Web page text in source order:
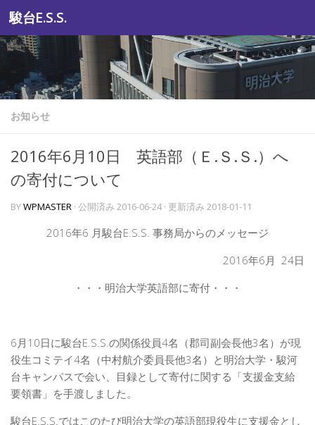
コンテンツへスキップ
駿台E.S.S.
お知らせ
2016年6月10日 英語部（Ｅ.Ｓ.Ｓ.）へ
の寄付について
BYWPMASTER · 公開済み 2016-06-24· 更新済み 2018-01-11
2016年6 月駿台E.S.S. 事務局からのメッセージ
2016年6月 24日
・・・明治大学英語部に寄付・・・
6月10日に駿台E.S.S.の関係役員4名（郡司副会長他3名）が現
役生コミテイ4名（中村航介委員長他3名）と明治大学・駿河
台キャンパスで会い、目録として寄付に関する「支援金支給
要領書」を手渡しました。
駿台E.S.S.ではこのたび明治大学の英語部現役生に支援金とし